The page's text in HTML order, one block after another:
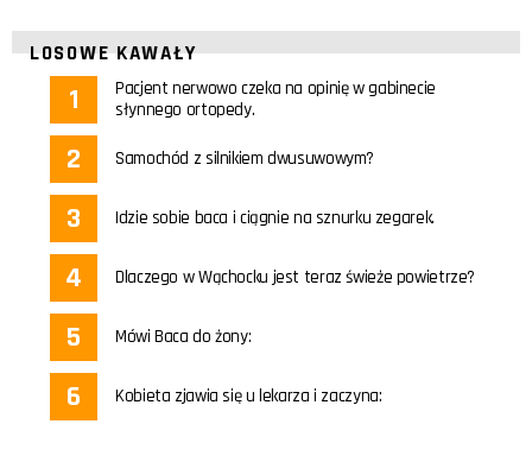
LOSOWE KAWAŁY
Pacjent nerwowo czeka na opinię w gabinecie
słynnego ortopedy.
Samochód z silnikiem dwusuwowym?
Idzie sobie baca i ciągnie na sznurku zegarek.
Dlaczego w Wąchocku jest teraz świeże powietrze?
Mówi Baca do żony:
Kobieta zjawia się u lekarza i zaczyna: